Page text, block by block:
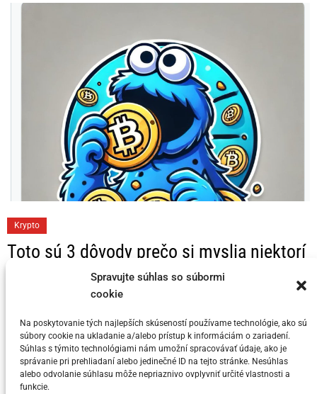
Spravujte súhlas so súbormi
cookie
Na poskytovanie tých najlepších skúseností používame technológie, ako sú
súbory cookie na ukladanie a/alebo prístup k informáciám o zariadení.
Súhlas s týmito technológiami nám umožní spracovávať údaje, ako je
správanie pri prehliadaní alebo jedinečné ID na tejto stránke. Nesúhlas
alebo odvolanie súhlasu môže nepriaznivo ovplyvniť určité vlastnosti a
funkcie.
a
Krypto
Toto sú 3 dôvody prečo si myslia niektorí
KRYPTO Analytici, že Bitcoin dosahuje
svoj vrchol v tomto cykle
Posted on5. júla 2024 bymeny.sk